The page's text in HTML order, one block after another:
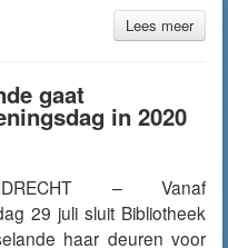
Lees meer
gaat
in 2020
– Vanaf
29 juli sluit Bibliotheek
haar deuren voor